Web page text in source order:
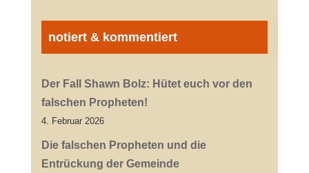
notiert & kommentiert
Der Fall Shawn Bolz: Hütet euch vor den
falschen Propheten!
4. Februar 2026
Die falschen Propheten und die
Entrückung der Gemeinde